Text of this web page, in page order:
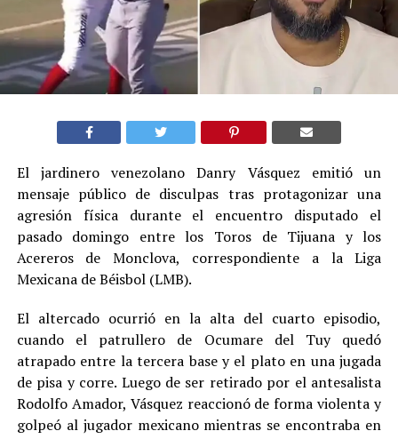
El jardinero venezolano Danry Vásquez emitió un
mensaje público de disculpas tras protagonizar una
agresión física durante el encuentro disputado el
pasado domingo entre los Toros de Tijuana y los
Acereros de Monclova, correspondiente a la Liga
Mexicana de Béisbol (LMB).
El altercado ocurrió en la alta del cuarto episodio,
cuando el patrullero de Ocumare del Tuy quedó
atrapado entre la tercera base y el plato en una jugada
de pisa y corre. Luego de ser retirado por el antesalista
Rodolfo Amador, Vásquez reaccionó de forma violenta y
golpeó al jugador mexicano mientras se encontraba en